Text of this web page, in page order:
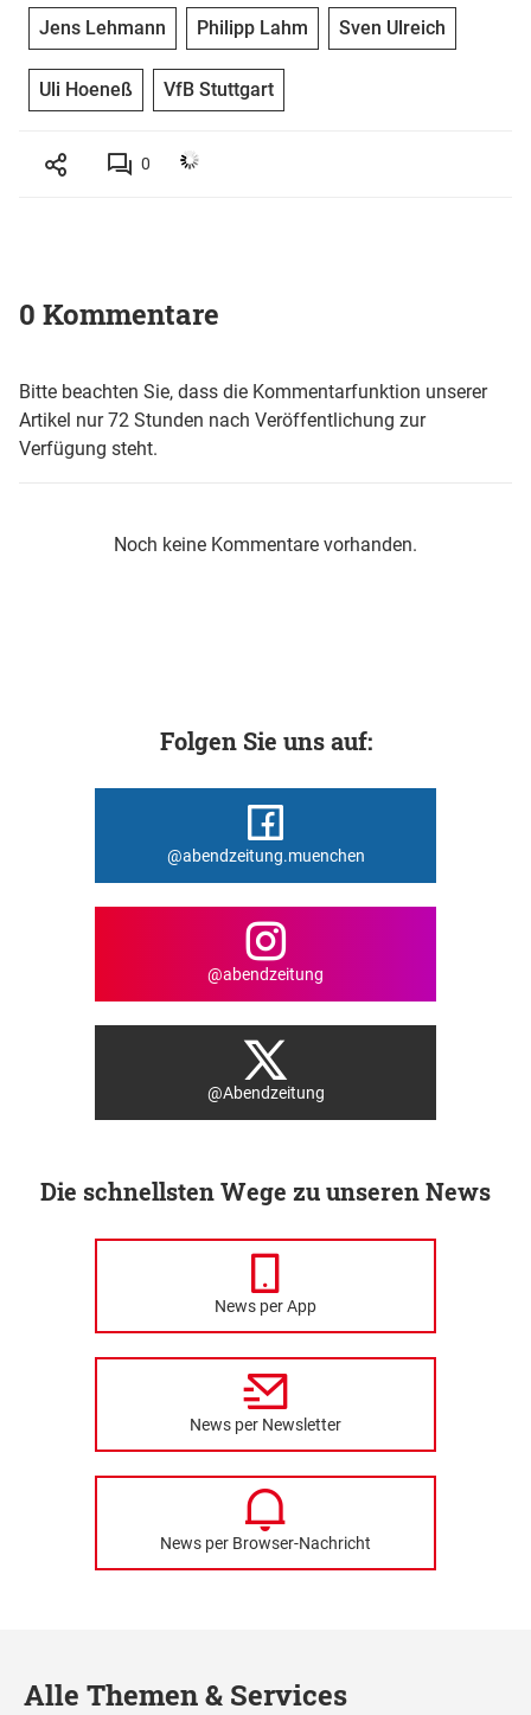
Jens Lehmann Philipp Lahm Sven Ulreich
Uli Hoeneß VfB Stuttgart
0
0 Kommentare
Bitte beachten Sie, dass die Kommentarfunktion unserer
Artikel nur 72 Stunden nach Veröffentlichung zur
Verfügung steht.
Noch keine Kommentare vorhanden.
Folgen Sie uns auf:
@abendzeitung.muenchen
@abendzeitung
@Abendzeitung
Die schnellsten Wege zu unseren News
News per App
News per Newsletter
News per Browser-Nachricht
Alle Themen & Services